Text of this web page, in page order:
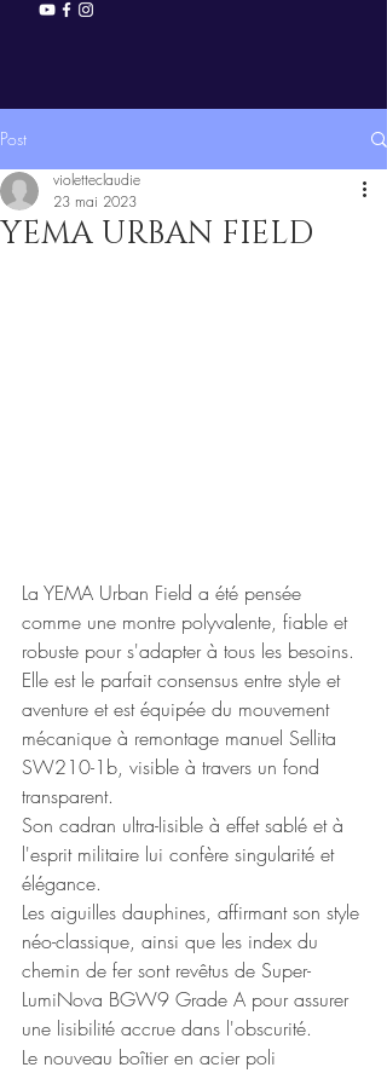
Post
YEMA URBAN FIELD
violetteclaudie
23 mai 2023
La YEMA Urban Field a été pensée
comme une montre polyvalente, fiable et
robuste pour s'adapter à tous les besoins.
Elle est le parfait consensus entre style et
aventure et est équipée du mouvement
mécanique à remontage manuel Sellita
SW210-1b, visible à travers un fond
transparent.
Son cadran ultra-lisible à effet sablé et à
l'esprit militaire lui confère singularité et
élégance.
Les aiguilles dauphines, affirmant son style
néo-classique, ainsi que les index du
chemin de fer sont revêtus de Super-
LumiNova BGW9 Grade A pour assurer
une lisibilité accrue dans l'obscurité.
Le nouveau boîtier en acier poli